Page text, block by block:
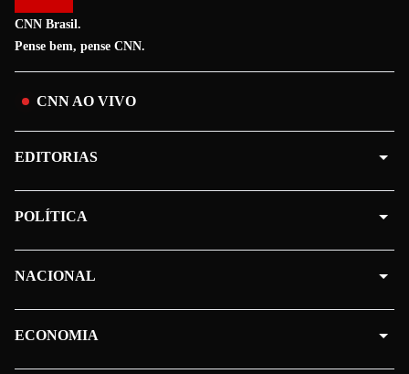
CNN Brasil.
Pense bem, pense CNN.
CNN AO VIVO
EDITORIAS
POLÍTICA
NACIONAL
ECONOMIA